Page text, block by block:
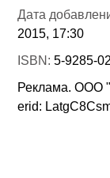
Дата
2015, 17:30
ISBN:5-9285-
Реклама. ООО
erid: